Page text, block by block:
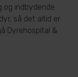
og indbydende
så det altid er
Dyrehospital &